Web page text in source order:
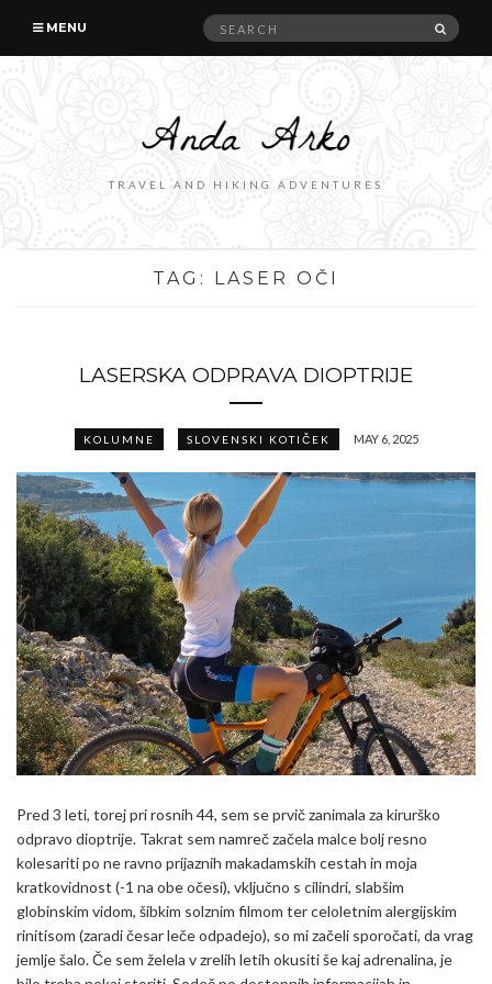
MENU
Search
TRAVEL AND HIKING ADVENTURES
TAG: LASER OČI
LASERSKA ODPRAVA DIOPTRIJE
KOLUMNE SLOVENSKI KOTIČEK MAY 6, 2025
Pred 3 leti, torej pri rosnih 44, sem se prvič zanimala za kirurško
odpravo dioptrije. Takrat sem namreč začela malce bolj resno
kolesariti po ne ravno prijaznih makadamskih cestah in moja
kratkovidnost (-1 na obe očesi), vključno s cilindri, slabšim
globinskim vidom, šibkim solznim filmom ter celoletnim alergijskim
rinitisom (zaradi česar leče odpadejo), so mi začeli sporočati, da vrag
jemlje šalo. Če sem želela v zrelih letih okusiti še kaj adrenalina, je